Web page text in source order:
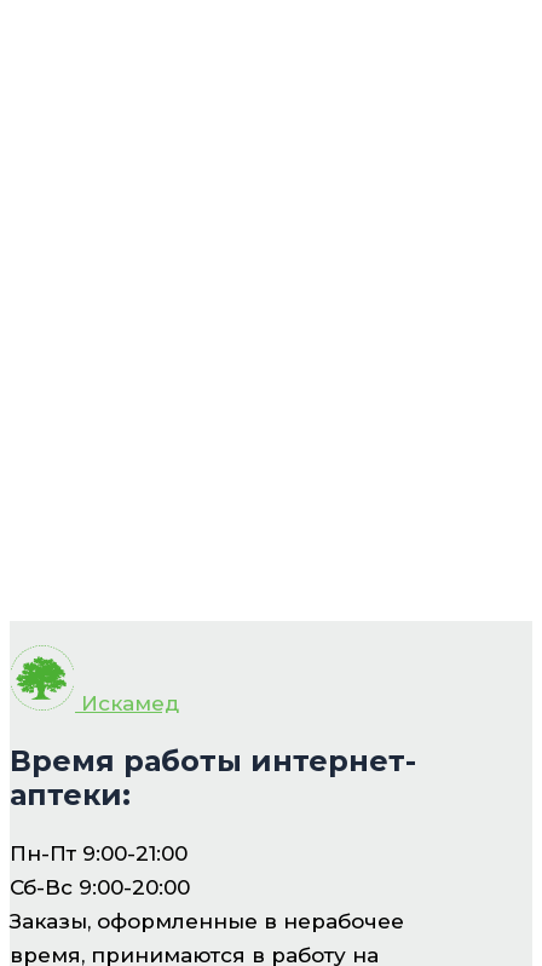
Искамед
Время работы интернет-
аптеки:
Пн-Пт 9:00-21:00
Сб-Вс 9:00-20:00
Заказы, оформленные в нерабочее
время, принимаются в работу на